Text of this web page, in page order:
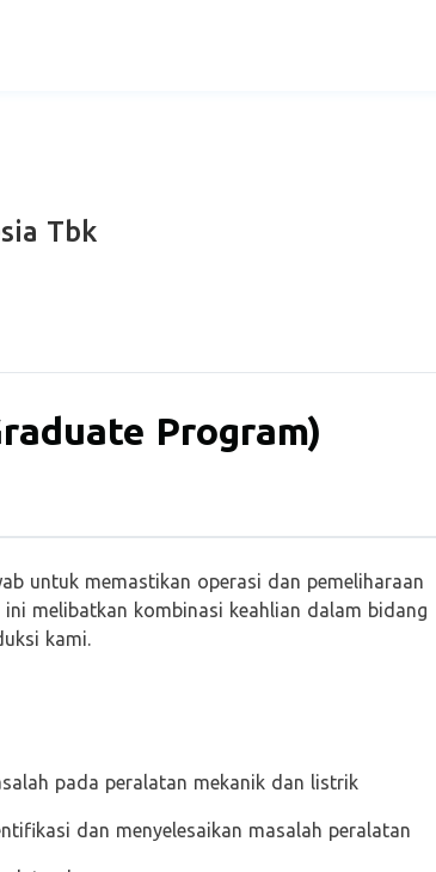
Tbk
Program)
untuk memastikan operasi dan pemeliharaan
melibatkan kombinasi keahlian dalam bidang
kami.
pada peralatan mekanik dan listrik
dan menyelesaikan masalah peralatan